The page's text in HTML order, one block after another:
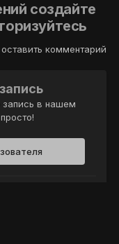
создайте
комментарий
запись в нашем